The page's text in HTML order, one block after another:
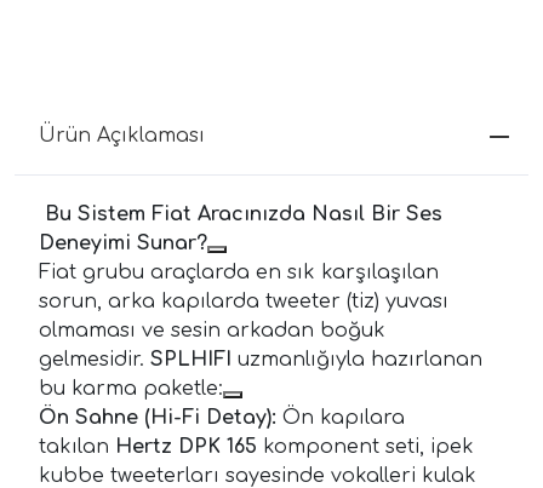
Ürün Açıklaması
Bu Sistem Fiat Aracınızda Nasıl Bir Ses
Deneyimi Sunar?
Fiat grubu araçlarda en sık karşılaşılan
sorun, arka kapılarda tweeter (tiz) yuvası
olmaması ve sesin arkadan boğuk
gelmesidir. SPLHIFI uzmanlığıyla hazırlanan
bu karma paketle:
Ön Sahne (Hi-Fi Detay): Ön kapılara
takılan Hertz DPK 165 komponent seti, ipek
kubbe tweeterları sayesinde vokalleri kulak